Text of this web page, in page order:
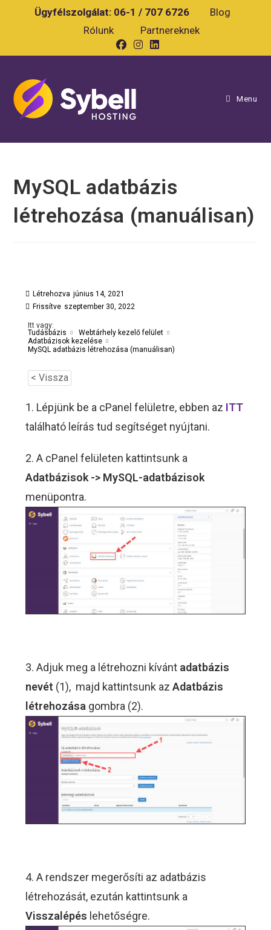
Ügyfélszolgálat: 06-1 / 707 6726
Blog
Rólunk
Partnereknek
Menu
MySQL adatbázis
létrehozása (manuálisan)
Létrehozva június 14, 2021
Frissítve szeptember 30, 2022
Itt vagy:
Tudásbázis
Webtárhely kezelő felület
Adatbázisok kezelése
MySQL adatbázis létrehozása (manuálisan)
< Vissza
1. Lépjünk be a cPanel felületre, ebben az ITT
található leírás tud segítséget nyújtani.
2. A cPanel felületen kattintsunk a
Adatbázisok -> MySQL-adatbázisok
menüpontra.
3. Adjuk meg a létrehozni kívánt adatbázis
nevét (1), majd kattintsunk azAdatbázis
létrehozása gombra (2).
4. A rendszer megerősíti az adatbázis
létrehozását, ezután kattintsunk a
Visszalépés lehetőségre.